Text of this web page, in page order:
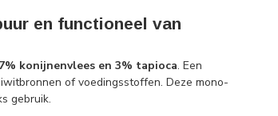
en functioneel van
konijnenvlees en 3% tapioca. Een
of voedingsstoffen. Deze mono-
gebruik.